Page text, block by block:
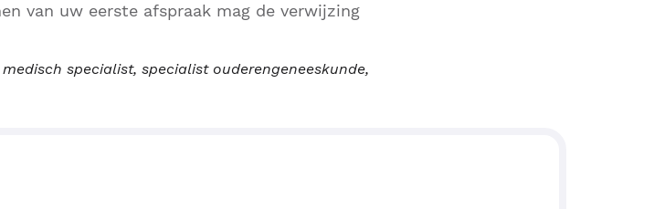
van uw eerste afspraak mag de verwijzing
specialist, specialist ouderengeneeskunde,